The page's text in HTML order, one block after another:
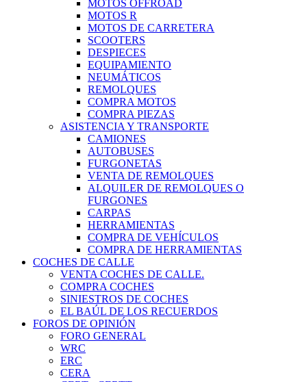
MOTOS OFFROAD
MOTOS R
MOTOS DE CARRETERA
SCOOTERS
DESPIECES
EQUIPAMIENTO
NEUMÁTICOS
REMOLQUES
COMPRA MOTOS
COMPRA PIEZAS
ASISTENCIA Y TRANSPORTE
CAMIONES
AUTOBUSES
FURGONETAS
VENTA DE REMOLQUES
ALQUILER DE REMOLQUES O
FURGONES
CARPAS
HERRAMIENTAS
COMPRA DE VEHÍCULOS
COMPRA DE HERRAMIENTAS
COCHES DE CALLE
VENTA COCHES DE CALLE.
COMPRA COCHES
SINIESTROS DE COCHES
EL BAÚL DE LOS RECUERDOS
FOROS DE OPINIÓN
FORO GENERAL
WRC
ERC
CERA